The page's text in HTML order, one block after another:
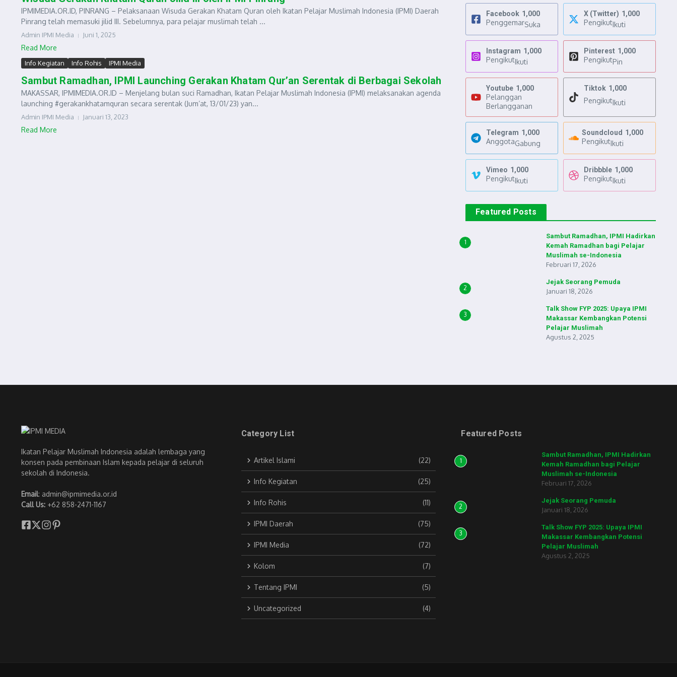
IPMIMEDIA.OR.ID, PINRANG – Pelaksanaan Wisuda Gerakan Khatam Quran oleh Ikatan Pelajar Muslimah Indonesia (IPMI) Daerah
Pinrang telah memasuki jilid III. Sebelumnya, para pelajar muslimah telah ...
Admin IPMI Media Juni 1, 2025
Read More
Info Kegiatan Info Rohis IPMI Media
Sambut Ramadhan, IPMI Launching Gerakan Khatam Qur’an Serentak di Berbagai Sekolah
MAKASSAR, IPMIMEDIA.OR.ID – Menjelang bulan suci Ramadhan, Ikatan Pelajar Muslimah Indonesia (IPMI) melaksanakan agenda
launching #gerakankhatamquran secara serentak (Jum’at, 13/01/23) yan...
Admin IPMI Media Januari 13, 2023
Read More
Facebook 1,000
PenggemarSuka
X (Twitter) 1,000
PengikutIkuti
Instagram 1,000
PengikutIkuti
Pinterest 1,000
PengikutPin
Youtube 1,000
Pelanggan
Berlangganan
Tiktok 1,000
PengikutIkuti
Telegram 1,000
AnggotaGabung
Soundcloud 1,000
PengikutIkuti
Vimeo 1,000
PengikutIkuti
Dribbble 1,000
PengikutIkuti
Featured Posts
1
Sambut Ramadhan, IPMI Hadirkan
Kemah Ramadhan bagi Pelajar
Muslimah se-Indonesia
Februari 17, 2026
2
Jejak Seorang Pemuda
Januari 18, 2026
3
Talk Show FYP 2025: Upaya IPMI
Makassar Kembangkan Potensi
Pelajar Muslimah
Agustus 2, 2025
Ikatan Pelajar Muslimah Indonesia adalah lembaga yang
konsen pada pembinaan Islam kepada pelajar di seluruh
sekolah di Indonesia.
Email: admin@ipmimedia.or.id
Call Us: +62 858-2471-1167
Category List
Artikel Islami (22)
Info Kegiatan (25)
Info Rohis (11)
IPMI Daerah (75)
IPMI Media (72)
Kolom (7)
Tentang IPMI (5)
Uncategorized (4)
Featured Posts
1
Sambut Ramadhan, IPMI Hadirkan
Kemah Ramadhan bagi Pelajar
Muslimah se-Indonesia
Februari 17, 2026
2
Jejak Seorang Pemuda
Januari 18, 2026
3
Talk Show FYP 2025: Upaya IPMI
Makassar Kembangkan Potensi
Pelajar Muslimah
Agustus 2, 2025